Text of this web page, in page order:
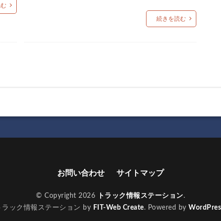
続きを読む
お問い合わせ サイトマップ
© Copyright 2026 トラック情報ステーション.
ラック情報ステーション by FIT-Web Create. Powered by